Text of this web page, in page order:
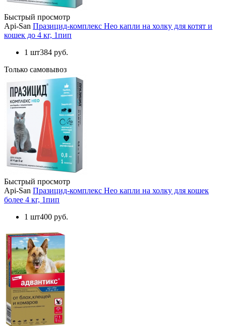
Быстрый просмотр
Api-San Празицид-комплекс Нео капли на холку для котят и
кошек до 4 кг, 1пип
1 шт384 руб.
Только самовывоз
Быстрый просмотр
Api-San Празицид-комплекс Нео капли на холку для кошек
более 4 кг, 1пип
1 шт400 руб.